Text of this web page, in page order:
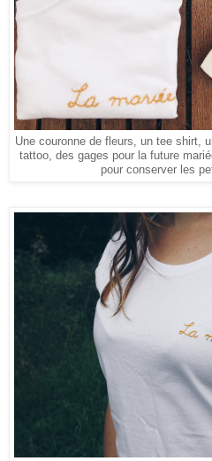
Une couronne de fleurs, un tee shirt,
tattoo, des gages pour la future
pour conserver les